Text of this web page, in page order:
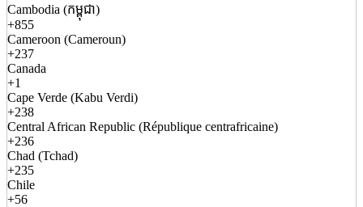
Cambodia (កម្ពុជា)
+855
Cameroon (Cameroun)
+237
Canada
+1
Cape Verde (Kabu Verdi)
+238
Central African Republic (République centrafricaine)
+236
Chad (Tchad)
+235
Chile
+56